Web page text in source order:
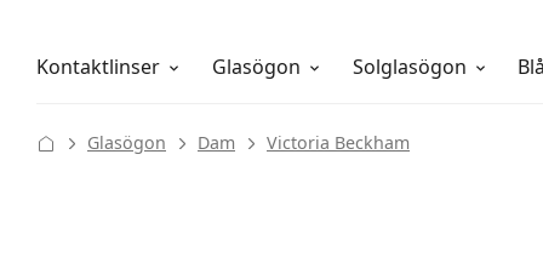
Kontaktlinser
Linsvätskor Glasögon Solglasögon
Allt om att handla hos oss
Glasögon Dam Victoria Beckham